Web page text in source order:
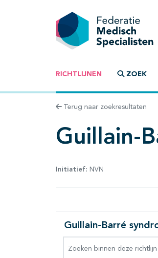
RICHTLIJNEN ZOEK
Terug naar zoekresultaten
Guillain-
Initiatief: NVN
Guillain-Barré